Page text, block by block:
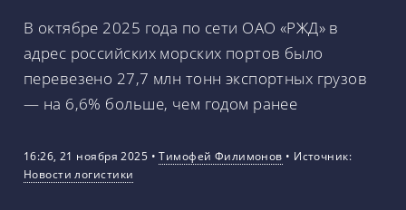
В октябре 2025 года по сети ОАО «РЖД» в
адрес российских морских портов было
перевезено 27,7 млн тонн экспортных грузов
— на 6,6% больше, чем годом ранее
16:26, 21 ноября 2025 •Тимофей Филимонов • Источник:
Новости логистики